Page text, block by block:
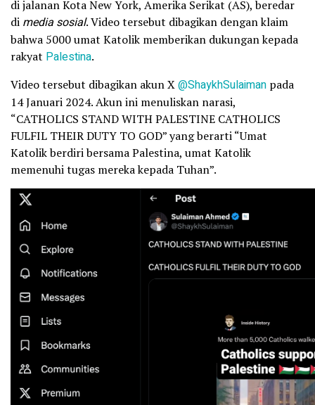
di jalanan Kota New York, Amerika Serikat (AS), beredar
di media sosial. Video tersebut dibagikan dengan klaim
bahwa 5000 umat Katolik memberikan dukungan kepada
rakyat Palestina.
Video tersebut dibagikan akun X@ShaykhSulaiman pada
14 Januari 2024. Akun ini menuliskan narasi,
“CATHOLICS STAND WITH PALESTINE CATHOLICS
FULFIL THEIR DUTY TO GOD” yang berarti “Umat
Katolik berdiri bersama Palestina, umat Katolik
memenuhi tugas mereka kepada Tuhan”.